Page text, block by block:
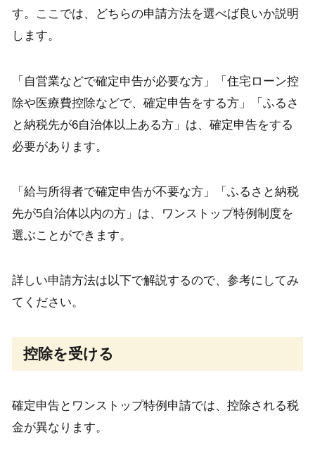
す。ここでは、どちらの申請方法を選べば良いか説明
します。
「自営業などで確定申告が必要な方」「住宅ローン控
除や医療費控除などで、確定申告をする方」「ふるさ
と納税先が6自治体以上ある方」は、確定申告をする
必要があります。
「給与所得者で確定申告が不要な方」「ふるさと納税
先が5自治体以内の方」は、ワンストップ特例制度を
選ぶことができます。
詳しい申請方法は以下で解説するので、参考にしてみ
てください。
控除を受ける
確定申告とワンストップ特例申請では、控除される税
金が異なります。